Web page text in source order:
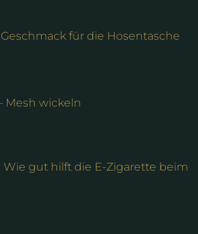
für die Hosentasche
Mesh wickeln
Wie gut hilft die E-Zigarette beim